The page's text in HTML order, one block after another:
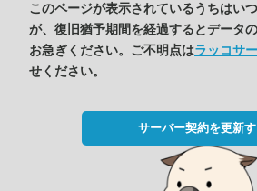
このページが表示されているうちはい
が、復旧猶予期間を経過するとデータ
お急ぎください。ご不明点はラッコサ
せください。
サーバー契約を更新